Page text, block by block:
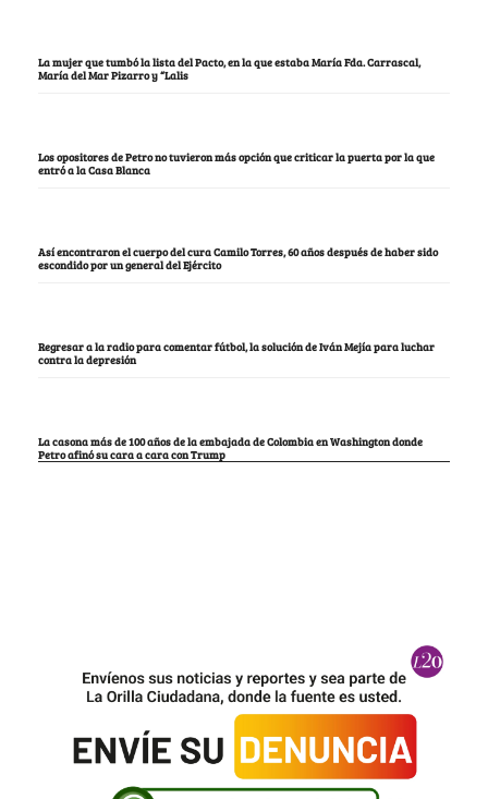
La mujer que tumbó la lista del Pacto, en la que estaba María Fda. Carrascal,
María del Mar Pizarro y “Lalis
Los opositores de Petro no tuvieron más opción que criticar la puerta por la que
entró a la Casa Blanca
Así encontraron el cuerpo del cura Camilo Torres, 60 años después de haber sido
escondido por un general del Ejército
Regresar a la radio para comentar fútbol, la solución de Iván Mejía para luchar
contra la depresión
La casona más de 100 años de la embajada de Colombia en Washington donde
Petro afinó su cara a cara con Trump